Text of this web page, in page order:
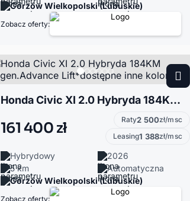
Gorzów Wielkopolski (Lubuskie)
Zobacz oferty:
Honda Civic XI 2.0 Hybryda 184KM XIgen.Advance Lift*dostępne inne kolory*
161 400 zł Raty2 500zł/msc
Leasing1 388zł/msc
Hybrydowy
2026
5 km
Automatyczna
Gorzów Wielkopolski (Lubuskie)
Zobacz oferty: